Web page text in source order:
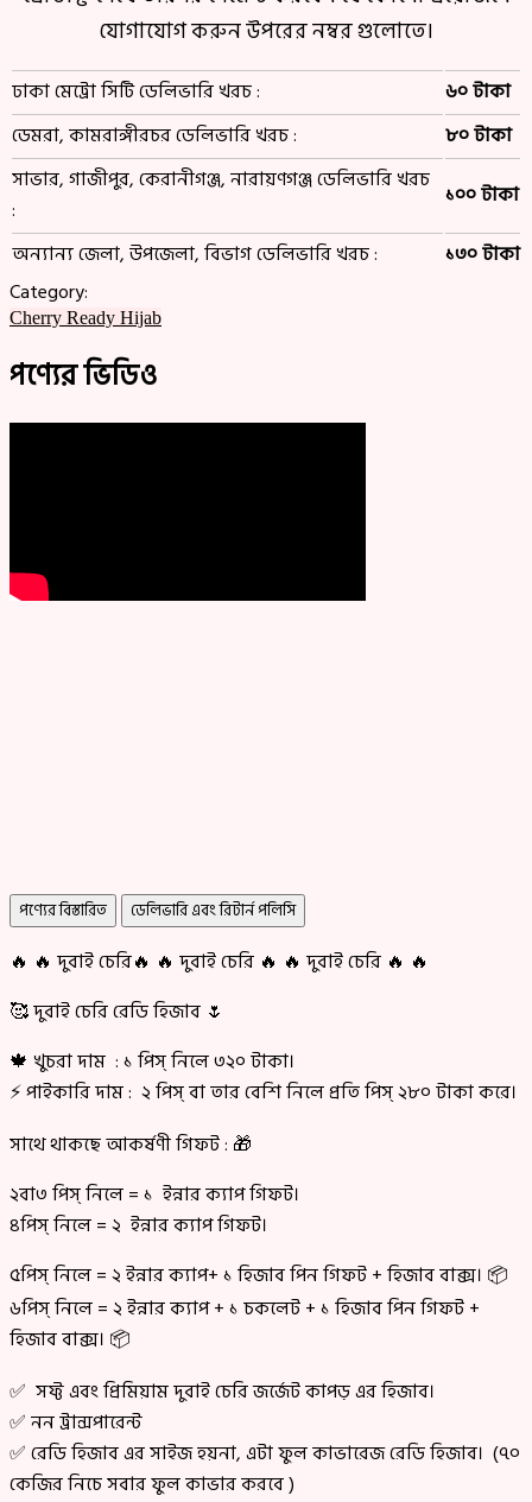
যোগাযোগ করুন উপরের নম্বর গুলোতে।
ঢাকা মেট্রো সিটি ডেলিভারি খরচ :
৬০ টাকা
ডেমরা, কামরাঙ্গীরচর ডেলিভারি খরচ :
৮০ টাকা
সাভার, গাজীপুর, কেরানীগঞ্জ, নারায়ণগঞ্জ ডেলিভারি খরচ
:
১০০ টাকা
অন্যান্য জেলা, উপজেলা, বিভাগ ডেলিভারি খরচ :
১৩০ টাকা
Category:
Cherry Ready Hijab
পণ্যের ভিডিও
পণ্যের বিস্তারিত ডেলিভারি এবং রিটার্ন পলিসি
🔥 🔥 দুবাই চেরি🔥 🔥 দুবাই চেরি 🔥 🔥 দুবাই চেরি 🔥 🔥
🥰 দুবাই চেরি রেডি হিজাব 🌷
🍁 খুচরা দাম : ১ পিস্ নিলে ৩২০ টাকা।
⚡ পাইকারি দাম : ২ পিস্ বা তার বেশি নিলে প্রতি পিস্ ২৮০ টাকা করে।
সাথে থাকছে আকর্ষণী গিফট : 🎁
২বা৩ পিস্ নিলে = ১ ইন্নার ক্যাপ গিফট।
৪পিস্ নিলে = ২ ইন্নার ক্যাপ গিফট।
৫পিস্ নিলে = ২ ইন্নার ক্যাপ+ ১ হিজাব পিন গিফট + হিজাব বাক্স। 📦
৬পিস্ নিলে = ২ ইন্নার ক্যাপ + ১ চকলেট + ১ হিজাব পিন গিফট +
হিজাব বাক্স। 📦
✅ সফ্ট এবং প্রিমিয়াম দুবাই চেরি জর্জেট কাপড় এর হিজাব।
✅ নন ট্রান্সপারেন্ট
✅ রেডি হিজাব এর সাইজ হয়না, এটা ফুল কাভারেজ রেডি হিজাব। (৭০
কেজির নিচে সবার ফুল কাভার করবে )